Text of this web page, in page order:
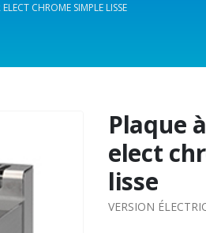
CHROME SIMPLE LISSE
Plaque
elect
lisse
VERSION